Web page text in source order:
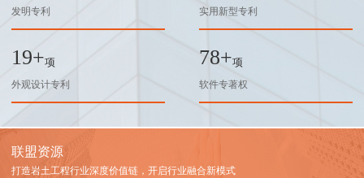
发明专利 实用新型专利
19+项
外观设计专利
78+项
软件专著权
联盟资源
打造岩土工程行业深度价值链，开启行业融合新模式